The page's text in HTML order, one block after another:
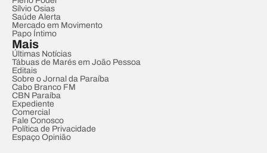
Sílvio Osias
Saúde Alerta
Mercado em Movimento
Papo Íntimo
Mais
Últimas Notícias
Tábuas de Marés em João Pessoa
Editais
Sobre o Jornal da Paraíba
Cabo Branco FM
CBN Paraíba
Expediente
Comercial
Fale Conosco
Política de Privacidade
Espaço Opinião